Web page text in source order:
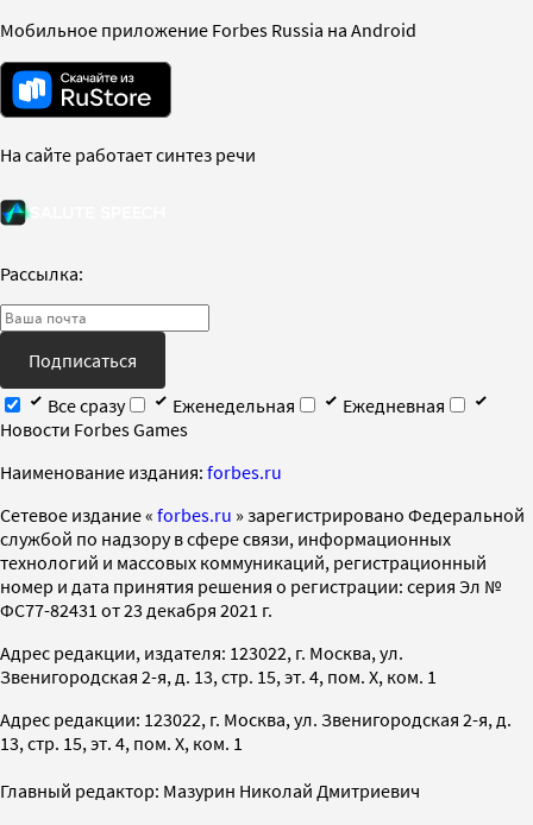
Мобильное приложение Forbes Russia на Android
На сайте работает синтез речи
Рассылка:
Подписаться
Все сразу
Еженедельная
Ежедневная
Новости Forbes Games
Наименование издания: forbes.ru
Cетевое издание « forbes.ru » зарегистрировано Федеральной
службой по надзору в сфере связи, информационных
технологий и массовых коммуникаций, регистрационный
номер и дата принятия решения о регистрации: серия Эл №
ФС77-82431 от 23 декабря 2021 г.
Адрес редакции, издателя: 123022, г. Москва, ул.
Звенигородская 2-я, д. 13, стр. 15, эт. 4, пом. X, ком. 1
Адрес редакции: 123022, г. Москва, ул. Звенигородская 2-я, д.
13, стр. 15, эт. 4, пом. X, ком. 1
Главный редактор: Мазурин Николай Дмитриевич